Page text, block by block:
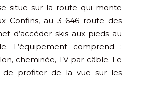
situe sur la route qui monte
Confins, au 3 646 route des
d’accéder skis aux pieds au
L’équipement comprend :
cheminée, TV par câble. Le
de profiter de la vue sur les